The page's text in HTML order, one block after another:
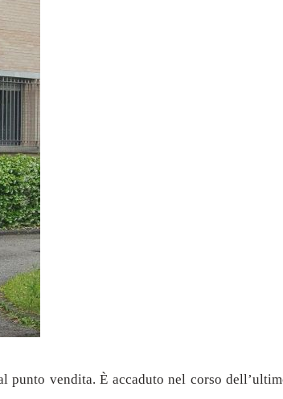
vendita. È accaduto nel corso